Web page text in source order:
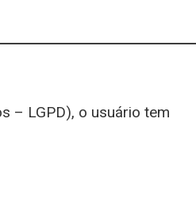
– LGPD), o usuário tem